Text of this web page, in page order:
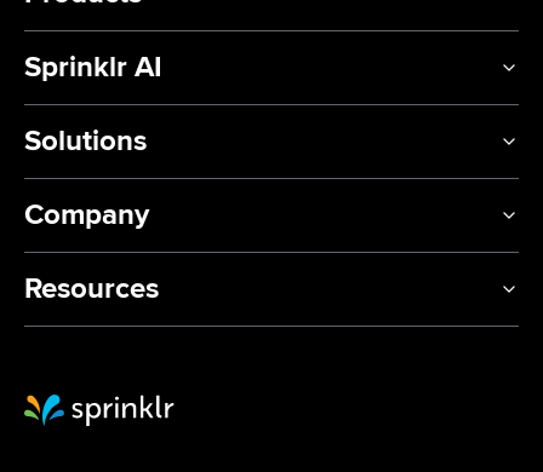
Sprinklr AI
Solutions
Company
Resources
Sprinklr Website Home